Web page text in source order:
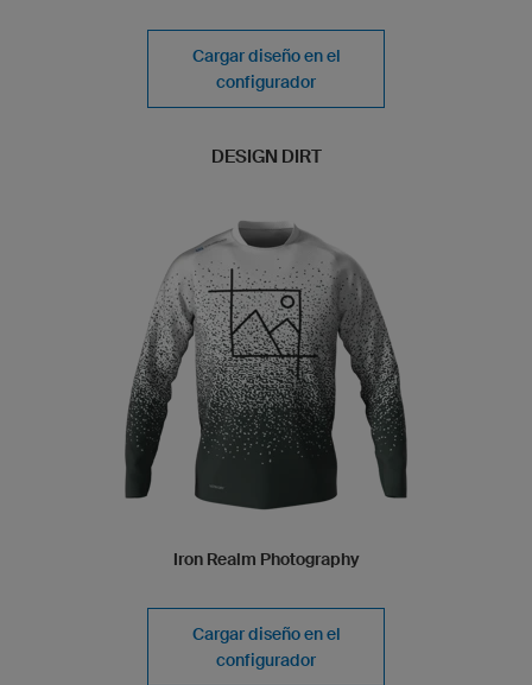
Cargar diseño en el
configurador
DESIGN DIRT
Iron Realm Photography
Cargar diseño en el
configurador